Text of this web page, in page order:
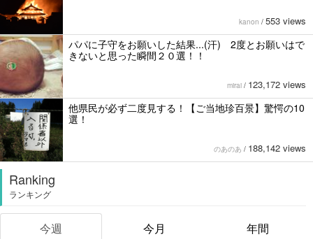
kanon / 553 views
パパに子守をお願いした結果...(汗) 2度とお願いはで
きないと思った瞬間２０選！！
mirai / 123,172 views
他県民が必ず二度見する！【ご当地珍百景】驚愕の10
選！
のあのあ / 188,142 views
Ranking
ランキング
今週 今月 年間